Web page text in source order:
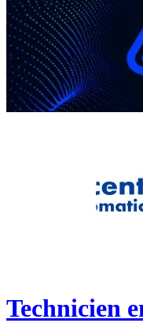
Technicien